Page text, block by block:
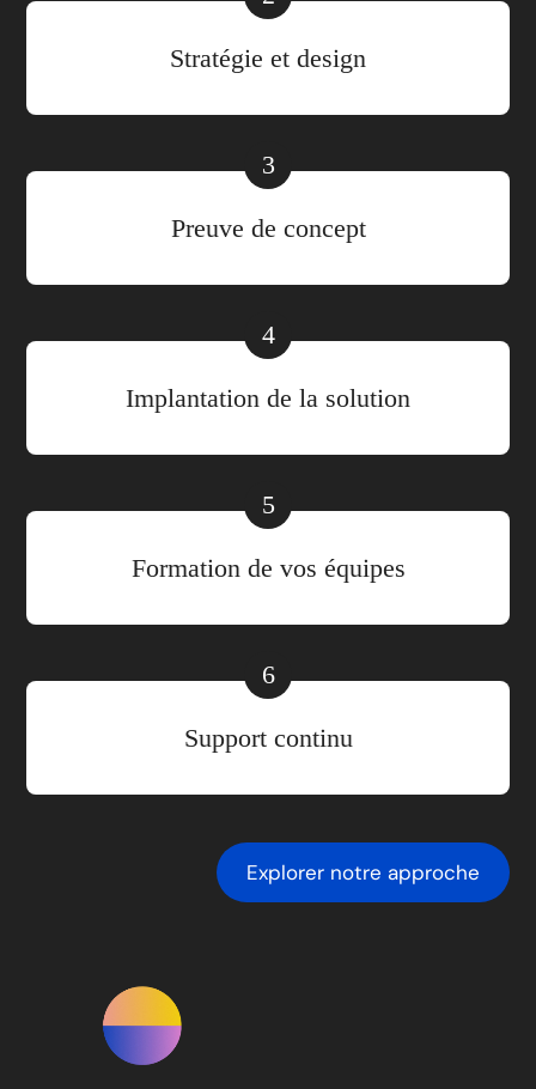
Stratégie et design
3
Preuve de concept
4
Implantation de la solution
5
Formation de vos équipes
6
Support continu
Explorer notre approche